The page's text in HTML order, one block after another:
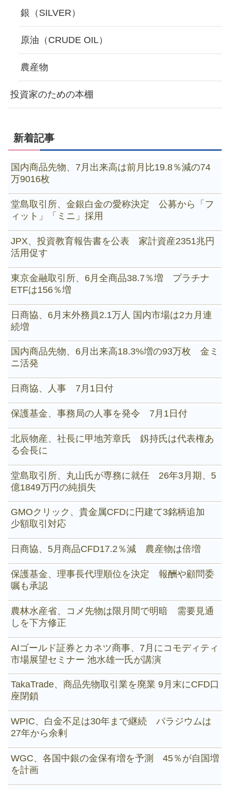
銀（SILVER）
原油（CRUDE OIL）
農産物
投資家のための本棚
新着記事
国内商品先物、7月出来高は前月比19.8％減の74
万9016枚
堂島取引所、金銀白金の愛称決定 公募から「フ
ィット」「ミニ」採用
JPX、投資教育報告書を公表 家計資産2351兆円
活用促す
東京金融取引所、6月全商品38.7％増 プラチナ
ETFは156％増
日商協、6月末外務員2.1万人 国内市場は2カ月連
続増
国内商品先物、6月出来高18.3%増の93万枚 金ミ
ニ活発
日商協、人事 7月1日付
保護基金、事務局の人事を発令 7月1日付
北辰物産、社長に甲地芳章氏 釼持氏は代表権あ
る会長に
堂島取引所、丸山氏が専務に就任 26年3月期、5
億1849万円の純損失
GMOクリック、貴金属CFDに円建て3銘柄追加
少額取引対応
日商協、5月商品CFD17.2％減 農産物は倍増
保護基金、理事長代理順位を決定 報酬や顧問委
嘱も承認
農林水産省、コメ先物は限月間で明暗 需要見通
しを下方修正
AIゴールド証券とカネツ商事、7月にコモディティ
市場展望セミナー 池水雄一氏が講演
TakaTrade、商品先物取引業を廃業 9月末にCFD口
座閉鎖
WPIC、白金不足は30年まで継続 パラジウムは
27年から余剰
WGC、各国中銀の金保有増を予測 45％が自国増
を計画